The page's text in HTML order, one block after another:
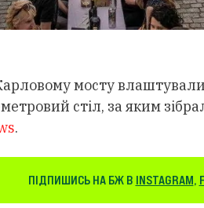
мосту
стіл, за яким
.
ПІДПИШИСЬ НА БЖ В INSTAGRAM,